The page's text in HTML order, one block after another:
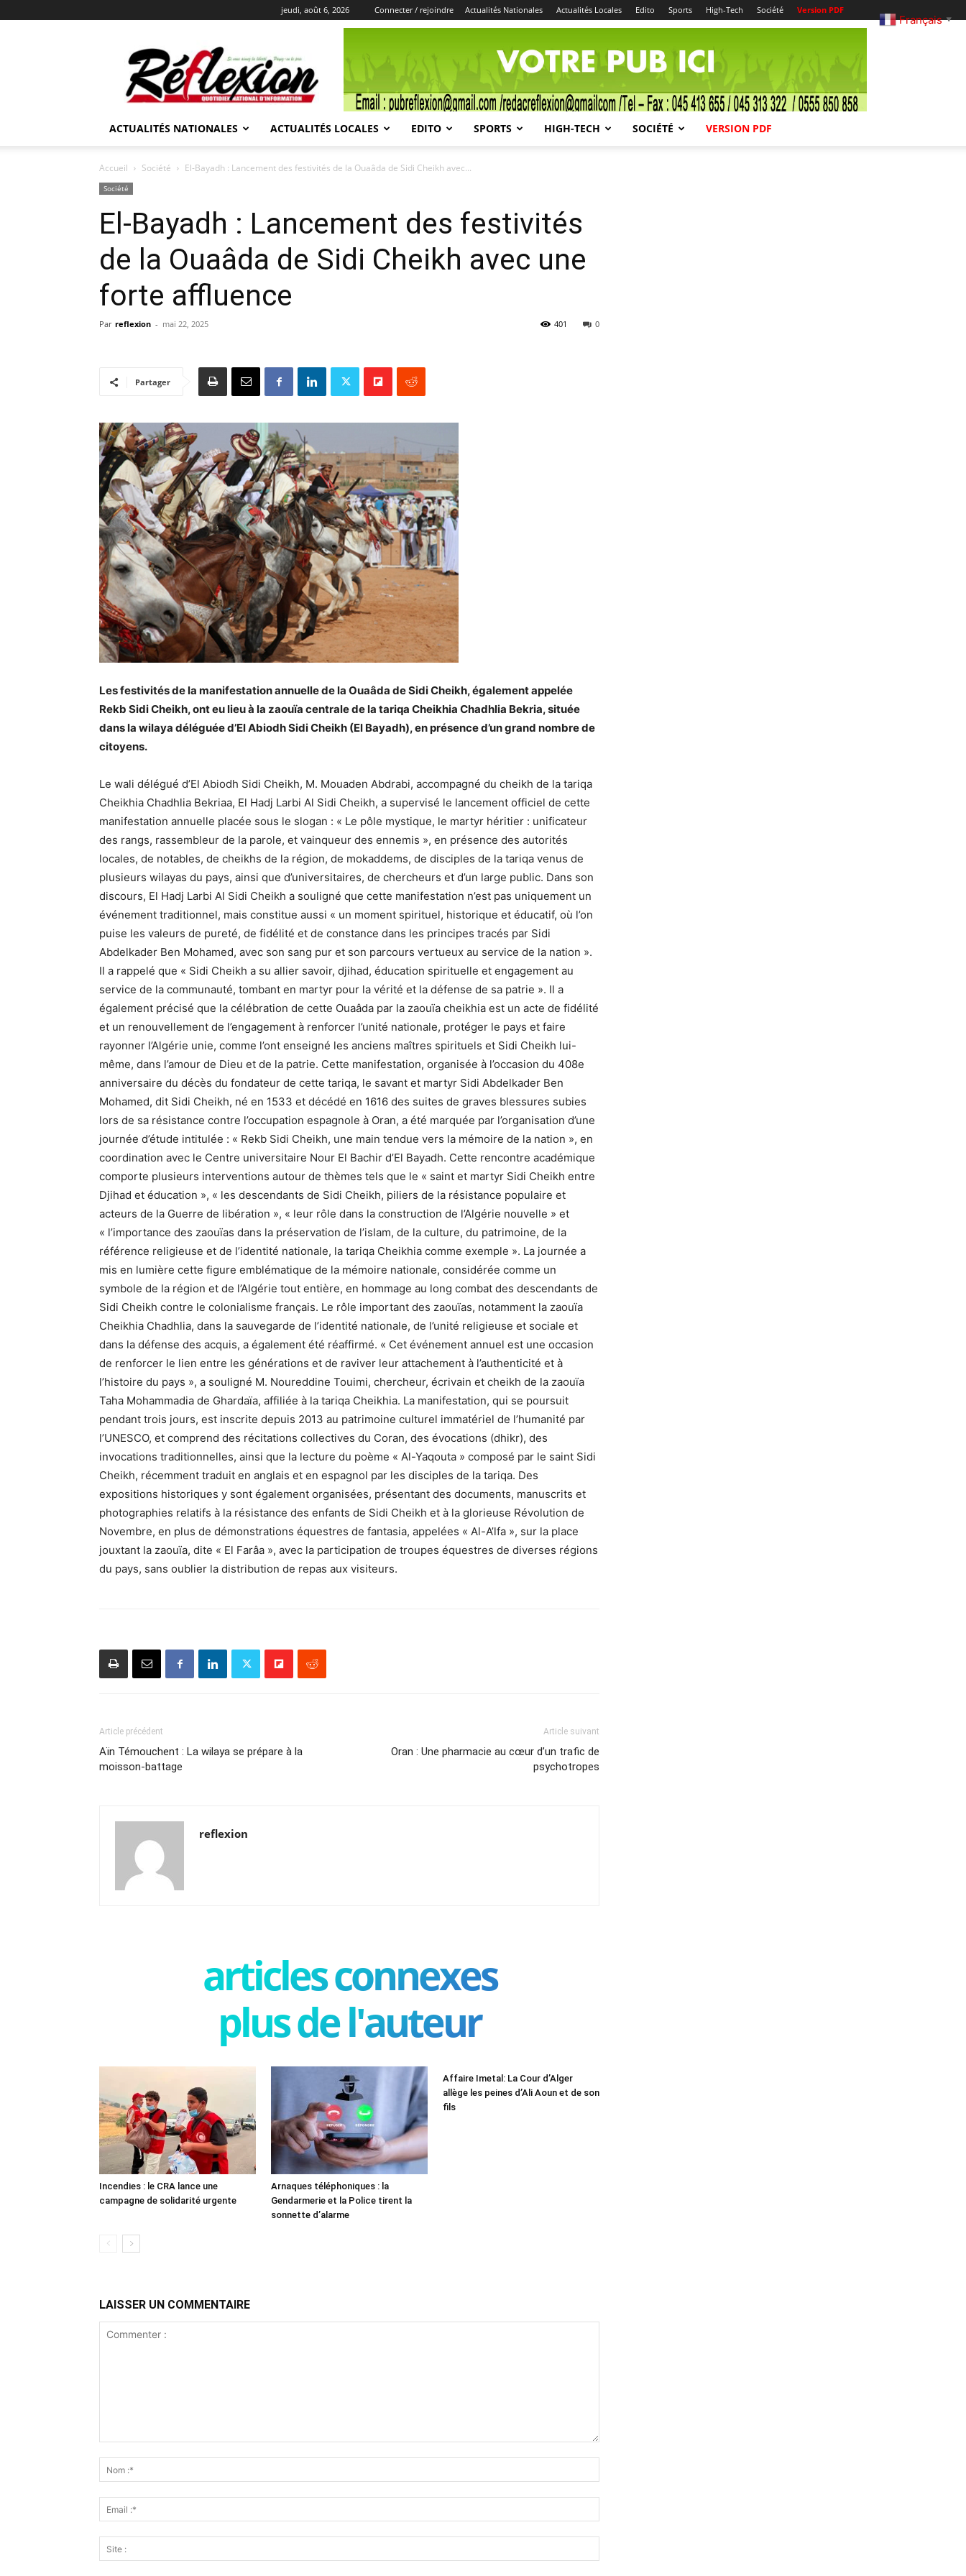
jeudi, août 6, 2026 Connecter / rejoindre Actualités Nationales Actualités Locales Edito Sports High-Tech Société Version PDF
REFLEXION
ACTUALITÉS NATIONALES ACTUALITÉS LOCALES EDITO SPORTS HIGH-TECH SOCIÉTÉ VERSION PDF
Accueil Société El-Bayadh : Lancement des festivités de la Ouaâda de Sidi Cheikh avec...
Société
El-Bayadh : Lancement des festivités
de la Ouaâda de Sidi Cheikh avec une
forte affluence
Par reflexion - mai 22, 2025 0
401
Partager
Les festivités de la manifestation annuelle de la Ouaâda de Sidi Cheikh, également appelée
Rekb Sidi Cheikh, ont eu lieu à la zaouïa centrale de la tariqa Cheikhia Chadhlia Bekria, située
dans la wilaya déléguée d’El Abiodh Sidi Cheikh (El Bayadh), en présence d’un grand nombre de
citoyens.
Le wali délégué d’El Abiodh Sidi Cheikh, M. Mouaden Abdrabi, accompagné du cheikh de la tariqa
Cheikhia Chadhlia Bekriaa, El Hadj Larbi Al Sidi Cheikh, a supervisé le lancement officiel de cette
manifestation annuelle placée sous le slogan : « Le pôle mystique, le martyr héritier : unificateur
des rangs, rassembleur de la parole, et vainqueur des ennemis », en présence des autorités
locales, de notables, de cheikhs de la région, de mokaddems, de disciples de la tariqa venus de
plusieurs wilayas du pays, ainsi que d’universitaires, de chercheurs et d’un large public. Dans son
discours, El Hadj Larbi Al Sidi Cheikh a souligné que cette manifestation n’est pas uniquement un
événement traditionnel, mais constitue aussi « un moment spirituel, historique et éducatif, où l’on
puise les valeurs de pureté, de fidélité et de constance dans les principes tracés par Sidi
Abdelkader Ben Mohamed, avec son sang pur et son parcours vertueux au service de la nation ».
Il a rappelé que « Sidi Cheikh a su allier savoir, djihad, éducation spirituelle et engagement au
service de la communauté, tombant en martyr pour la vérité et la défense de sa patrie ». Il a
également précisé que la célébration de cette Ouaâda par la zaouïa cheikhia est un acte de fidélité
et un renouvellement de l’engagement à renforcer l’unité nationale, protéger le pays et faire
rayonner l’Algérie unie, comme l’ont enseigné les anciens maîtres spirituels et Sidi Cheikh lui-
même, dans l’amour de Dieu et de la patrie. Cette manifestation, organisée à l’occasion du 408e
anniversaire du décès du fondateur de cette tariqa, le savant et martyr Sidi Abdelkader Ben
Mohamed, dit Sidi Cheikh, né en 1533 et décédé en 1616 des suites de graves blessures subies
lors de sa résistance contre l’occupation espagnole à Oran, a été marquée par l’organisation d’une
journée d’étude intitulée : « Rekb Sidi Cheikh, une main tendue vers la mémoire de la nation », en
coordination avec le Centre universitaire Nour El Bachir d’El Bayadh. Cette rencontre académique
comporte plusieurs interventions autour de thèmes tels que le « saint et martyr Sidi Cheikh entre
Djihad et éducation », « les descendants de Sidi Cheikh, piliers de la résistance populaire et
acteurs de la Guerre de libération », « leur rôle dans la construction de l’Algérie nouvelle » et
« l’importance des zaouïas dans la préservation de l’islam, de la culture, du patrimoine, de la
référence religieuse et de l’identité nationale, la tariqa Cheikhia comme exemple ». La journée a
mis en lumière cette figure emblématique de la mémoire nationale, considérée comme un
symbole de la région et de l’Algérie tout entière, en hommage au long combat des descendants de
Sidi Cheikh contre le colonialisme français. Le rôle important des zaouïas, notamment la zaouïa
Cheikhia Chadhlia, dans la sauvegarde de l’identité nationale, de l’unité religieuse et sociale et
dans la défense des acquis, a également été réaffirmé. « Cet événement annuel est une occasion
de renforcer le lien entre les générations et de raviver leur attachement à l’authenticité et à
l’histoire du pays », a souligné M. Noureddine Touimi, chercheur, écrivain et cheikh de la zaouïa
Taha Mohammadia de Ghardaïa, affiliée à la tariqa Cheikhia. La manifestation, qui se poursuit
pendant trois jours, est inscrite depuis 2013 au patrimoine culturel immatériel de l’humanité par
l’UNESCO, et comprend des récitations collectives du Coran, des évocations (dhikr), des
invocations traditionnelles, ainsi que la lecture du poème « Al-Yaqouta » composé par le saint Sidi
Cheikh, récemment traduit en anglais et en espagnol par les disciples de la tariqa. Des
expositions historiques y sont également organisées, présentant des documents, manuscrits et
photographies relatifs à la résistance des enfants de Sidi Cheikh et à la glorieuse Révolution de
Novembre, en plus de démonstrations équestres de fantasia, appelées « Al-A’lfa », sur la place
jouxtant la zaouïa, dite « El Farâa », avec la participation de troupes équestres de diverses régions
du pays, sans oublier la distribution de repas aux visiteurs.
Article précédent
Aïn Témouchent : La wilaya se prépare à la
moisson-battage
Article suivant
Oran : Une pharmacie au cœur d’un trafic de
psychotropes
reflexion
articles connexes
plus de l'auteur
Incendies : le CRA lance une
campagne de solidarité urgente
Arnaques téléphoniques : la
Gendarmerie et la Police tirent la
sonnette d’alarme
Affaire Imetal: La Cour d’Alger
allège les peines d’Ali Aoun et de son
fils
LAISSER UN COMMENTAIRE
Français ▼